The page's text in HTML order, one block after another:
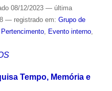
08/12/2023 — última
— registrado em: Grupo de
, Evento interno,
Tempo, Memória e